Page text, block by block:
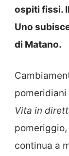
ospiti fissi.
Uno
di Matano.
Vita in
pomeriggio,
continua a